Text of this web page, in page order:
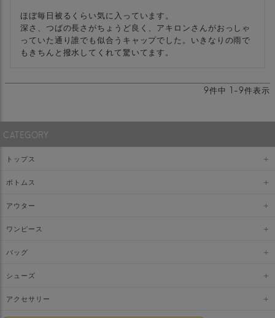
ほぼ毎日被るくらい気に入っています。
深さ、つばの長さがちょうど良く、アキロンさんがおっしゃ
っていた通り誰でも似合うキャップでした。いきなりの雨で
もきちんと撥水してくれて驚いてます。
9件中 1 -9件表示
CATEGORY
トップス
ボトムス
アウター
ワンピース
バッグ
シューズ
アクセサリー